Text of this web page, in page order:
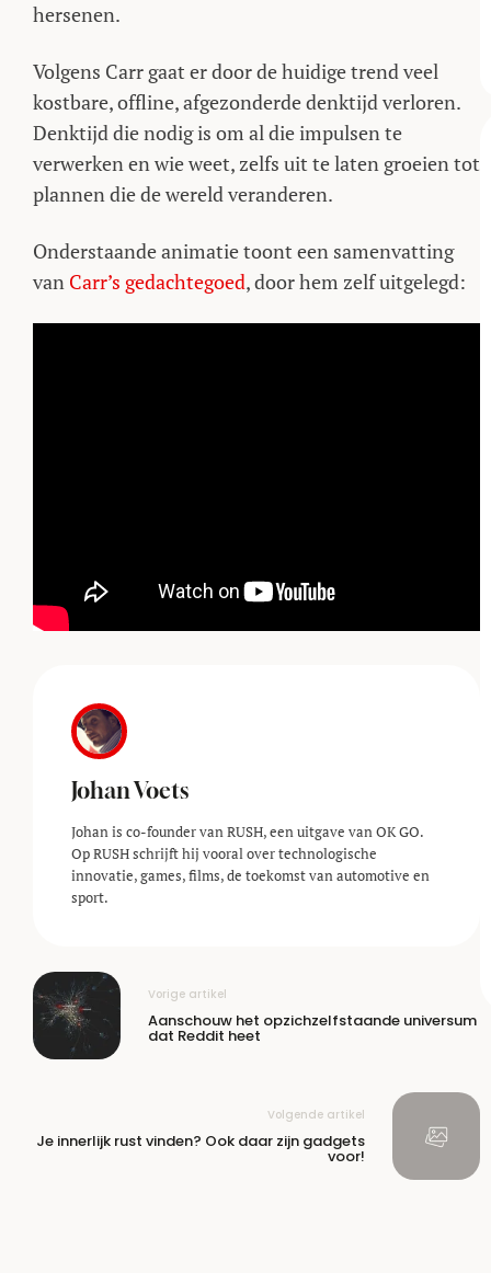
hersenen.
Volgens Carr gaat er door de huidige trend veel
kostbare, offline, afgezonderde denktijd verloren.
Denktijd die nodig is om al die impulsen te
verwerken en wie weet, zelfs uit te laten groeien tot
plannen die de wereld veranderen.
Onderstaande animatie toont een samenvatting
van Carr’s gedachtegoed, door hem zelf uitgelegd:
Johan Voets
Johan is co-founder van RUSH, een uitgave van OK GO.
Op RUSH schrijft hij vooral over technologische
innovatie, games, films, de toekomst van automotive en
sport.
Vorige artikel
Aanschouw het opzichzelfstaande universum
dat Reddit heet
Volgende artikel
Je innerlijk rust vinden? Ook daar zijn gadgets
voor!